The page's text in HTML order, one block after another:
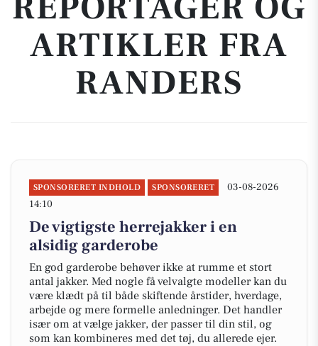
ARTIKLER FRA
RANDERS
SPONSORERET INDHOLD SPONSORERET
03-08-2026
14:10
De vigtigste herrejakker i en
alsidig garderobe
En god garderobe behøver ikke at rumme et stort
antal jakker. Med nogle få velvalgte modeller kan du
være klædt på til både skiftende årstider, hverdage,
arbejde og mere formelle anledninger. Det handler
især om at vælge jakker, der passer til din stil, og
som kan kombineres med det tøj, du allerede ejer.